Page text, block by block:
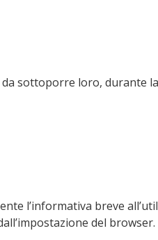
sottoporre loro, durante
l’informativa breve
del browser.